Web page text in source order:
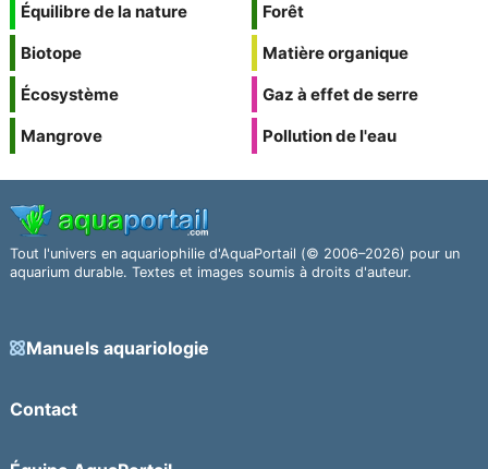
Équilibre de la nature
Biotope
Écosystème
Mangrove
Forêt
Matière organique
Gaz à effet de serre
Pollution de l'eau
Tout l'univers en aquariophilie d'AquaPortail (© 2006–2026) pour un
aquarium durable. Textes et images soumis à droits d'auteur.
Manuels aquariologie
Contact